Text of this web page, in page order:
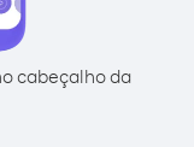
cabeçalho da